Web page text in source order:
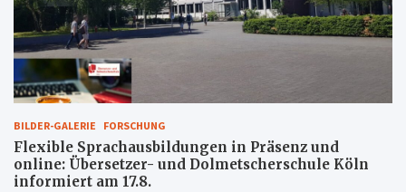
BILDER-GALERIE FORSCHUNG
Flexible Sprachausbildungen in Präsenz und
online: Übersetzer- und Dolmetscherschule Köln
informiert am 17.8.